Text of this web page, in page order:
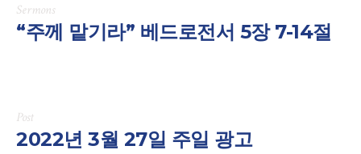
Sermons
“주께 맡기라” 베드로전서 5장 7-14절
Post
2022년 3월 27일 주일 광고